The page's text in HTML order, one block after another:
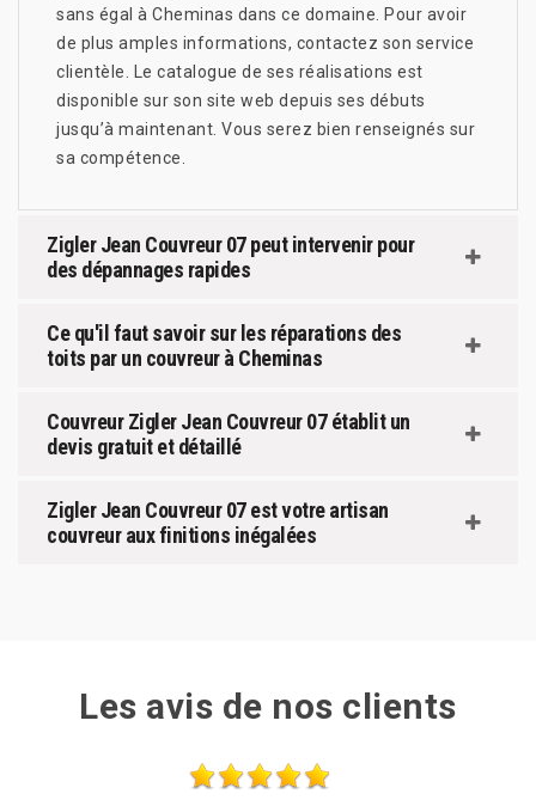
sans égal à Cheminas dans ce domaine. Pour avoir
de plus amples informations, contactez son service
clientèle. Le catalogue de ses réalisations est
disponible sur son site web depuis ses débuts
jusqu’à maintenant. Vous serez bien renseignés sur
sa compétence.
Zigler Jean Couvreur 07 peut intervenir pour
des dépannages rapides
Ce qu'il faut savoir sur les réparations des
toits par un couvreur à Cheminas
Couvreur Zigler Jean Couvreur 07 établit un
devis gratuit et détaillé
Zigler Jean Couvreur 07 est votre artisan
couvreur aux finitions inégalées
Les avis de nos clients